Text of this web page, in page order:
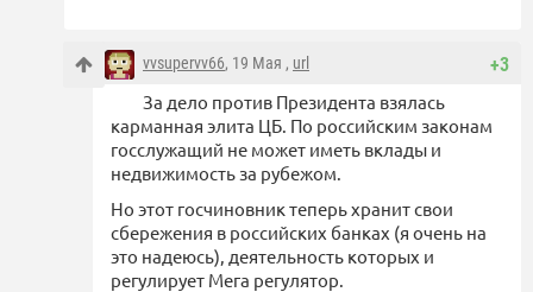
+3
vvsupervv66, 19 Мая , url
За дело против Президента взялась
карманная элита ЦБ. По российским законам
госслужащий не может иметь вклады и
недвижимость за рубежом.
Но этот госчиновник теперь хранит свои
сбережения в российских банках (я очень на
это надеюсь), деятельность которых и
регулирует Мега регулятор.